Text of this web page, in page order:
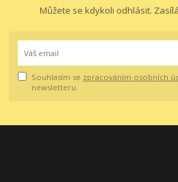
Můžete se kdykoli odhlásit.
Souhlasím se zpracováním osobních
newsletteru.